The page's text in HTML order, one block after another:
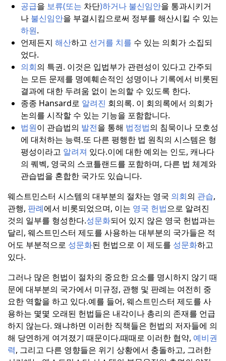
공급을 보류(또는 차단)하거나 불신임안을 통과시키거
나 불신임안을 부결시킴으로써 정부를 해산시킬 수 있는
하원.
언제든지 해산하고 선거를 치를 수 있는 의회가 소집되
었다.
의회의 특권. 이것은 입법부가 관련성이 있다고 간주되
는 모든 문제를 명예훼손적인 성명이나 기록에서 비롯된
결과에 대한 두려움 없이 논의할 수 있도록 한다.
종종 Hansard로 알려진 회의록. 이 회의록에서 의회가
논의를 시작할 수 있는 기능을 포함합니다.
법원이 관습법의 발전을 통해 법정법의 침묵이나 모호성
에 대처하는 능력.또 다른 평행한 법 원칙의 시스템은 형
평성이라고 알려져 있다.이에 대한 예외는 인도, 캐나다
의 퀘벡, 영국의 스코틀랜드를 포함하며, 다른 법 체계와
관습법을 혼합한 국가도 있습니다.
웨스트민스터 시스템의 대부분의 절차는 영국 의회의 관습,
관행, 판례에서 비롯되었으며, 이는 영국 헌법으로 알려진
것의 일부를 형성한다.성문화되어 있지 않은 영국 헌법과는
달리, 웨스트민스터 제도를 사용하는 대부분의 국가들은 적
어도 부분적으로 성문화된 헌법으로 이 제도를 성문화하고
있다.
그러나 많은 헌법이 절차의 중요한 요소를 명시하지 않기 때
문에 대부분의 국가에서 미규정, 관행 및 판례는 여전히 중
요한 역할을 하고 있다.예를 들어, 웨스트민스터 제도를 사
용하는 몇몇 오래된 헌법들은 내각이나 총리의 존재를 언급
하지 않는다. 왜냐하면 이러한 직책들은 헌법의 저자들에 의
해 당연하게 여겨졌기 때문이다.때때로 이러한 협약, 예비권
력, 그리고 다른 영향들은 위기 상황에서 충돌하고, 그러한